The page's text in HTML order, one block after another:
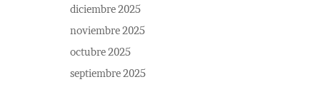
diciembre 2025
noviembre 2025
octubre 2025
septiembre 2025